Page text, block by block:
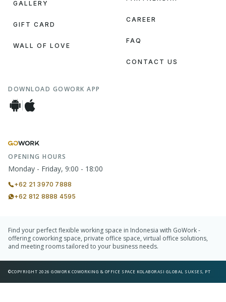
GALLERY
GIFT CARD
WALL OF LOVE
CAREER
FAQ
CONTACT US
DOWNLOAD GOWORK APP
OPENING HOURS
Monday - Friday, 9:00 - 18:00
+62 21 3970 7888
+62 812 8888 4595
Find your perfect flexible working space in Indonesia with GoWork -
offering coworking space, private office space, virtual office solutions,
and meeting rooms tailored to your business needs.
©COPYRIGHT 2026 GOWORK COWORKING & OFFICE SPACE KOLABORASI GLOBAL SUKSES, PT